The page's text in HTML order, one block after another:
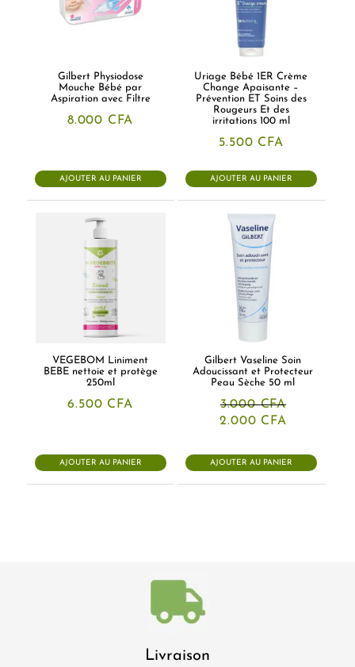
Gilbert Physiodose
Mouche Bébé par
Aspiration avec Filtre
8.000 CFA
AJOUTER AU PANIER
Uriage Bébé 1ER Crème
Change Apaisante –
Prévention ET Soins des
Rougeurs Et des
irritations 100 ml
5.500 CFA
AJOUTER AU PANIER
VEGEBOM Liniment
BEBE nettoie et protège
250ml
6.500 CFA
AJOUTER AU PANIER
Gilbert Vaseline Soin
Adoucissant et Protecteur
Peau Sèche 50 ml
3.000CFA
Le
était :
3.000 CFA.
2.000 CFA
est :
2.000 CFA.
AJOUTER AU PANIER
Livraison